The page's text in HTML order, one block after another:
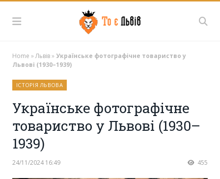
Home »Львів» Українське фотографічне товариство у
Львові (1930–1939)
ІСТОРІЯ ЛЬВОВА
Українське фотографічне
товариство у Львові (1930–
1939)
24/11/2024 16:49 455